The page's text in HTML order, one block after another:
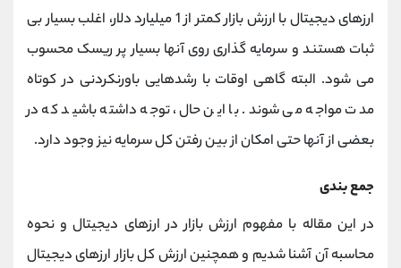
ارزهای دیجیتال با ارزش بازار کمتر از 1 میلیارد دلار، اغلب بسیار بی
ثبات هستند و سرمایه گذاری روی آنها بسیار پر ریسک محسوب
می شود. البته گاهی اوقات با رشدهایی باورنکردنی در کوتاه
مدت مواجه می شوند. با این حال، توجه داشته باشید که در
بعضی از آنها حتی امکان از بین رفتن کل سرمایه نیز وجود دارد.
جمع بندی
در این مقاله با مفهوم ارزش بازار در ارزهای دیجیتال و نحوه
محاسبه آن آشنا شدیم و همچنین ارزش کل بازار ارزهای دیجیتال